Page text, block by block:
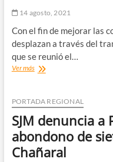
hayan
delitos
sexuales
en
contra
de
y
adolescentes
14 agosto, 2021
Con el fin de mejorar las
desplazan a través del
que se reunió el…
Ver másAlcalde
de
Almagro
concejales
se
reúnen
PORTADA REGIONAL
SJM denuncia a
abondono de
Chañaral